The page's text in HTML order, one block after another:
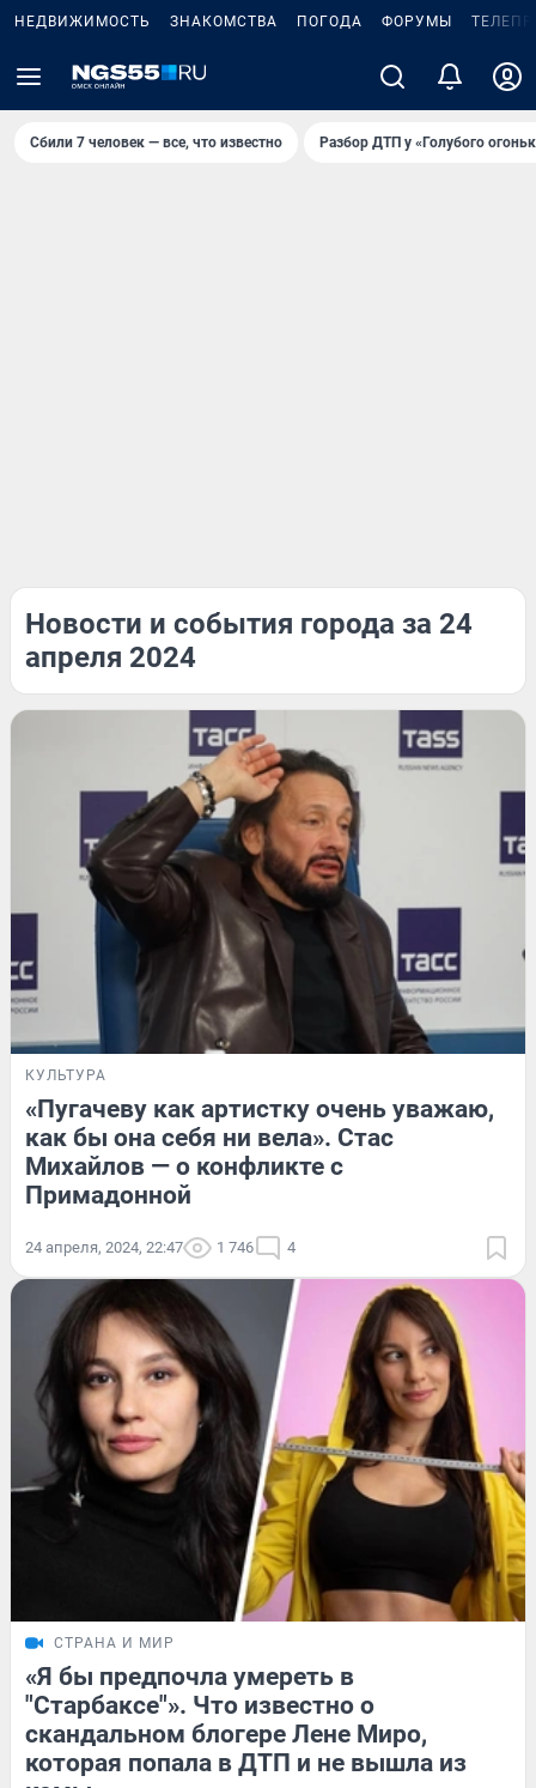
НЕДВИЖИМОСТЬ ЗНАКОМСТВА ПОГОДА ФОРУМЫ
Сбили 7 человек — все, что известно Разбор ДТП у «Голубого
Новости и события города за 24
апреля 2024
КУЛЬТУРА
«Пугачеву как артистку очень уважаю,
как бы она себя ни вела». Стас
Михайлов — о конфликте с
Примадонной
24 апреля, 2024, 22:47 1 746 4
СТРАНА И МИР
«Я бы предпочла умереть в
"Старбаксе"». Что известно о
скандальном блогере Лене Миро,
которая попала в ДТП и не вышла из